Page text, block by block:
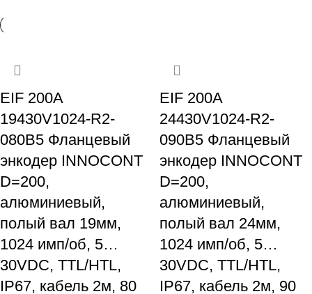
EIF 200A
19430V1024-R2-
080B5 Фланцевый
энкодер INNOCONT
D=200,
алюминиевый,
полый вал 19мм,
1024 имп/об, 5…
30VDC, TTL/HTL,
IP67, кабель 2м, 80
EIF 200A
24430V1024-R2-
090B5 Фланцевый
энкодер INNOCONT
D=200,
алюминиевый,
полый вал 24мм,
1024 имп/об, 5…
30VDC, TTL/HTL,
IP67, кабель 2м, 90